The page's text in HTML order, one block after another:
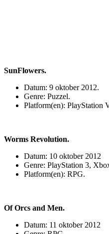
SunFlowers.
Datum: 9 oktober 2012.
Genre: Puzzel.
Platform(en): PlayStation
Worms Revolution.
Datum: 10 oktober 2012
Genre: PlayStation 3,
Platform(en): RPG.
Of Orcs and Men.
Datum: 11 oktober 2012